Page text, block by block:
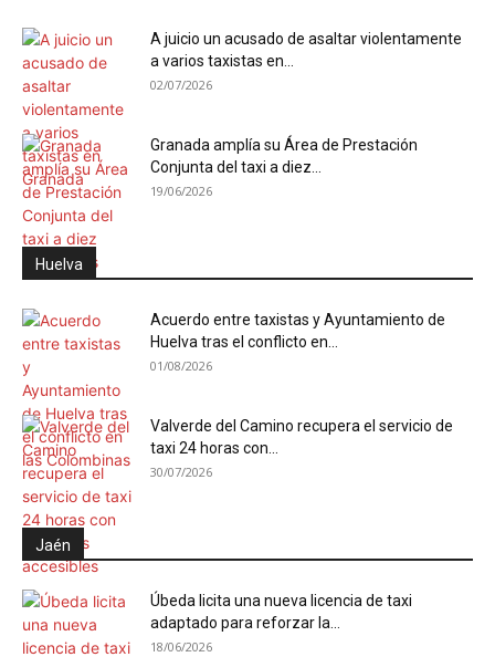
A juicio un acusado de asaltar violentamente
a varios taxistas en...
02/07/2026
Granada amplía su Área de Prestación
Conjunta del taxi a diez...
19/06/2026
Huelva
Acuerdo entre taxistas y Ayuntamiento de
Huelva tras el conflicto en...
01/08/2026
Valverde del Camino recupera el servicio de
taxi 24 horas con...
30/07/2026
Jaén
Úbeda licita una nueva licencia de taxi
adaptado para reforzar la...
18/06/2026